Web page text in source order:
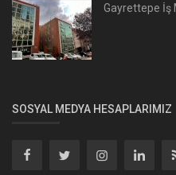
Gayrettepe İş
SOSYAL MEDYA HESAPLARIMIZ